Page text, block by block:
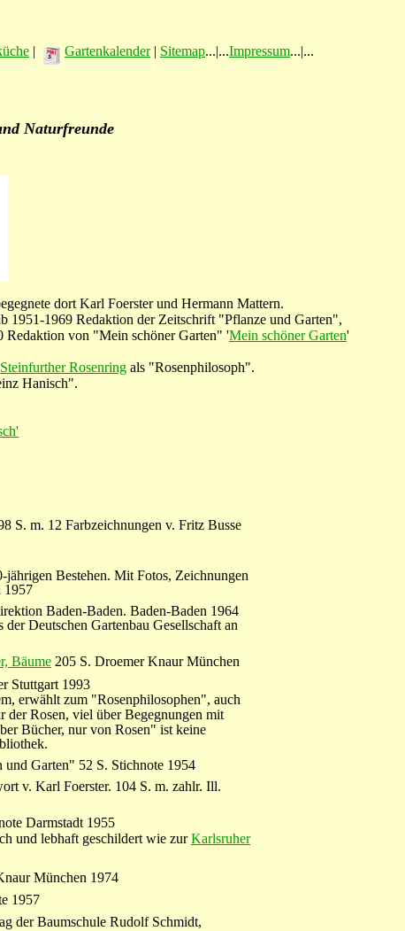
| Gartenkalender| Sitemap...|...Impressum...|...
Naturfreunde
dort Karl Foerster und Hermann Mattern.
1951-1969 Redaktion der Zeitschrift "Pflanze und Garten",
Redaktion von "Mein schöner Garten" 'Mein schöner Garten'
Steinfurther Rosenring als "Rosenphilosoph".
Hanisch".
S. m. 12 Farbzeichnungen v. Fritz Busse
Bestehen. Mit Fotos, Zeichnungen
1957
Baden-Baden. Baden-Baden 1964
Deutschen Gartenbau Gesellschaft an
Bäume 205 S. Droemer Knaur München
Stuttgart 1993
erwählt zum "Rosenphilosophen", auch
der Rosen, viel über Begegnungen mit
Bücher, nur von Rosen" ist keine
Garten" 52 S. Stichnote 1954
v. Karl Foerster. 104 S. m. zahlr. Ill.
Darmstadt 1955
und lebhaft geschildert wie zurKarlsruher
München 1974
1957
der Baumschule Rudolf Schmidt,